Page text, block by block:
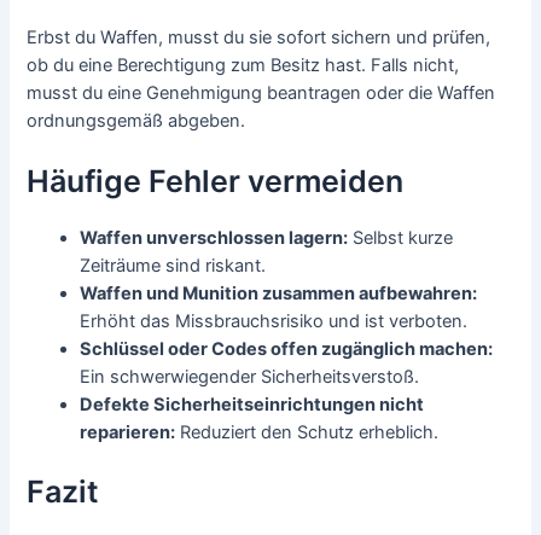
Erbst du Waffen, musst du sie sofort sichern und prüfen,
ob du eine Berechtigung zum Besitz hast. Falls nicht,
musst du eine Genehmigung beantragen oder die Waffen
ordnungsgemäß abgeben.
Häufige Fehler vermeiden
Waffen unverschlossen lagern: Selbst kurze
Zeiträume sind riskant.
Waffen und Munition zusammen aufbewahren:
Erhöht das Missbrauchsrisiko und ist verboten.
Schlüssel oder Codes offen zugänglich machen:
Ein schwerwiegender Sicherheitsverstoß.
Defekte Sicherheitseinrichtungen nicht
reparieren: Reduziert den Schutz erheblich.
Fazit